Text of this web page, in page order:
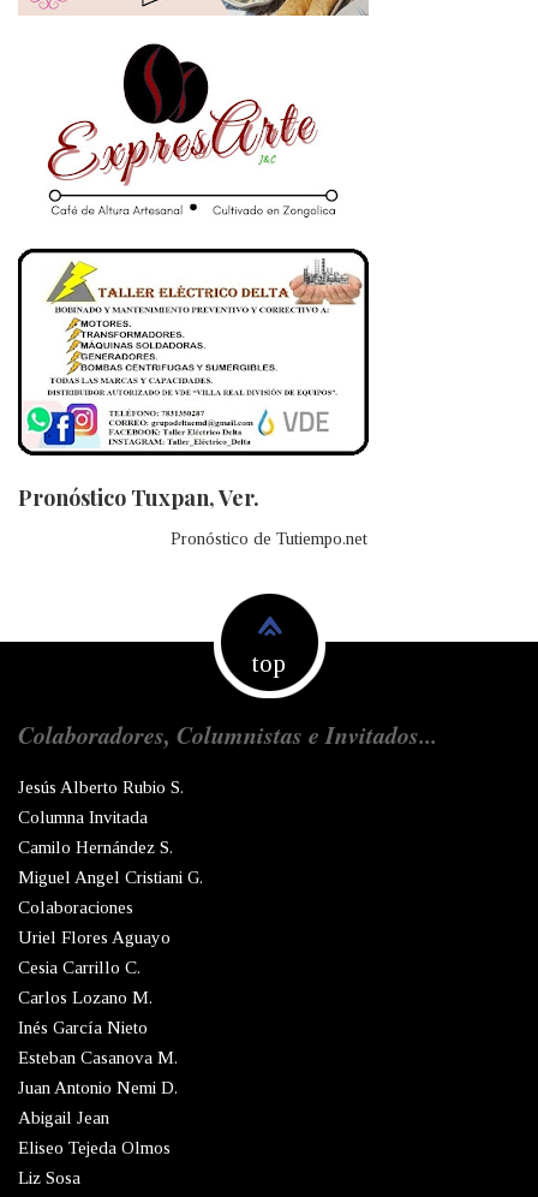
Pronóstico Tuxpan, Ver.
Pronóstico de Tutiempo.net
top
Colaboradores, Columnistas e Invitados...
Jesús Alberto Rubio S.
Columna Invitada
Camilo Hernández S.
Miguel Angel Cristiani G.
Colaboraciones
Uriel Flores Aguayo
Cesia Carrillo C.
Carlos Lozano M.
Inés García Nieto
Esteban Casanova M.
Juan Antonio Nemi D.
Abigail Jean
Eliseo Tejeda Olmos
Liz Sosa